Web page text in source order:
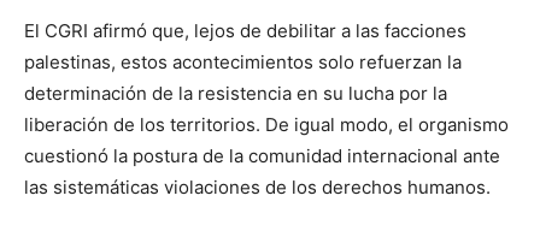
El CGRI afirmó que, lejos de debilitar a las facciones
palestinas, estos acontecimientos solo refuerzan la
determinación de la resistencia en su lucha por la
liberación de los territorios. De igual modo, el organismo
cuestionó la postura de la comunidad internacional ante
las sistemáticas violaciones de los derechos humanos.